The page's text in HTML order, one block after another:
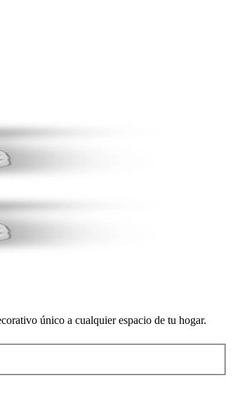
único a cualquier espacio de tu hogar.